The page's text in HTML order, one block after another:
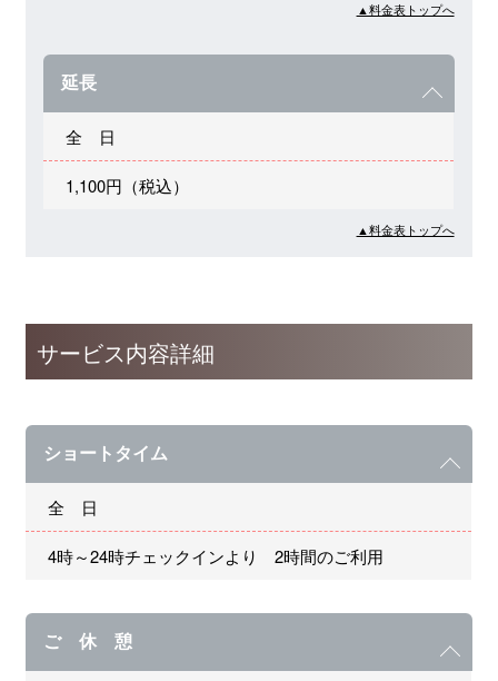
▲料金表トップへ
延長
全 日
1,100円（税込）
▲料金表トップへ
サービス内容詳細
ショートタイム
全 日
4時～24時チェックインより 2時間のご利用
ご 休 憩